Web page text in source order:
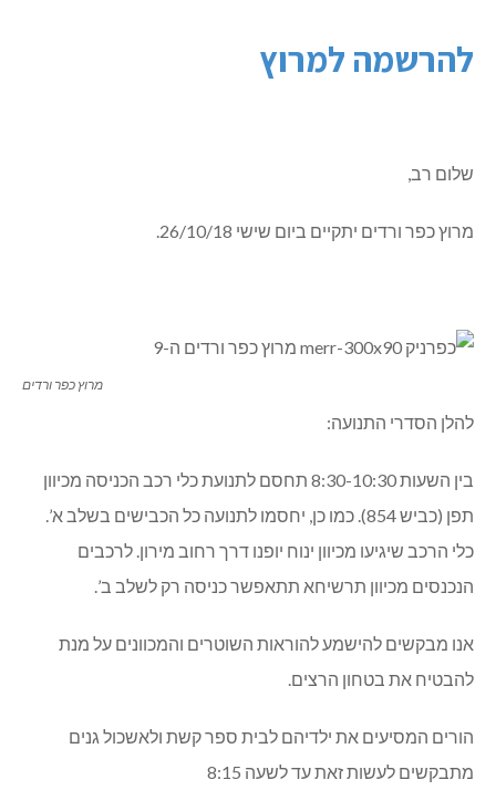
להרשמה למרוץ
שלום רב,
מרוץ כפר ורדים יתקיים ביום שישי 26/10/18.
מרוץ כפר ורדים
להלן הסדרי התנועה:
בין השעות 8:30-10:30 תחסם לתנועת כלי רכב הכניסה מכיוון
תפן (כביש 854). כמו כן, יחסמו לתנועה כל הכבישים בשלב א’.
כלי הרכב שיגיעו מכיוון ינוח יופנו דרך רחוב מירון. לרכבים
הנכנסים מכיוון תרשיחא תתאפשר כניסה רק לשלב ב’.
אנו מבקשים להישמע להוראות השוטרים והמכוונים על מנת
להבטיח את בטחון הרצים.
הורים המסיעים את ילדיהם לבית ספר קשת ולאשכול גנים
מתבקשים לעשות זאת עד לשעה 8:15